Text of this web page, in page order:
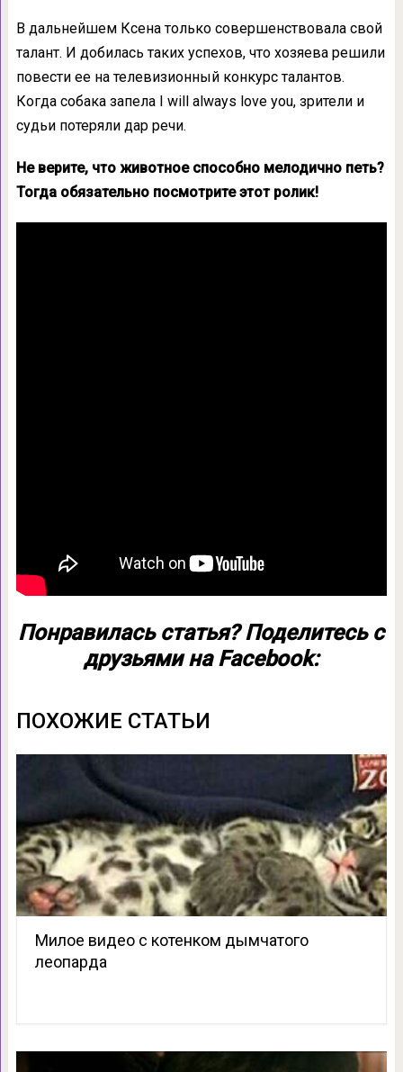
В дальнейшем Ксена только совершенствовала свой
талант. И добилась таких успехов, что хозяева решили
повести ее на телевизионный конкурс талантов.
Когда собака запела I will always love you, зрители и
судьи потеряли дар речи.
Не верите, что животное способно мелодично петь?
Тогда обязательно посмотрите этот ролик!
Понравилась статья? Поделитесь с
друзьями на Facebook:
ПОХОЖИЕ СТАТЬИ
Милое видео с котенком дымчатого
леопарда